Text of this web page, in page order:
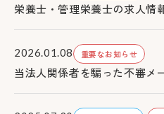
栄養士・管理栄養士の求人情
2026.01.08 重要なお知らせ
当法人関係者を騙った不審メ